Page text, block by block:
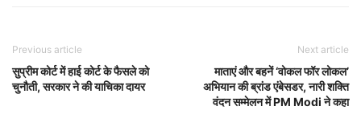
Previous article
सुप्रीम कोर्ट में हाई कोर्ट के फैसले को
चुनौती, सरकार ने की याचिका दायर
Next article
माताएं और बहनें ‘वोकल फॉर लोकल’
अभियान की ब्रांड एंबेसडर, नारी शक्ति
वंदन सम्मेलन में PM Modi ने कहा